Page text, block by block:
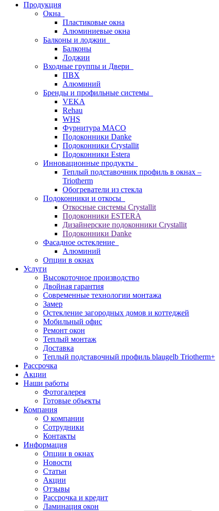
Продукция
Окна
Пластиковые окна
Алюминиевые окна
Балконы и лоджии
Балконы
Лоджии
Входные группы и Двери
ПВХ
Алюминий
Бренды и профильные системы
VEKA
Rehau
WHS
Фурнитура MACO
Подоконники Danke
Подоконники Crystallit
Подоконники Estera
Инновационные продукты
Теплый подставочник профиль в окнах –
Triotherm
Обогреватели из стекла
Подоконники и откосы
Откосные системы Crystallit
Подоконники ESTERA
Дизайнерские подоконники Crystallit
Подоконники Danke
Фасадное остекление
Алюминий
Опции в окнах
Услуги
Высокоточное производство
Двойная гарантия
Современные технологии монтажа
Замер
Остекление загородных домов и коттеджей
Мобильный офис
Ремонт окон
Теплый монтаж
Доставка
Теплый подставочный профиль blaugelb Triotherm+
Рассрочка
Акции
Наши работы
Фотогалерея
Готовые объекты
Компания
О компании
Сотрудники
Контакты
Информация
Опции в окнах
Новости
Статьи
Акции
Отзывы
Рассрочка и кредит
Ламинация окон